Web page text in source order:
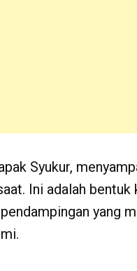
Syukur,
Ini adalah
yang